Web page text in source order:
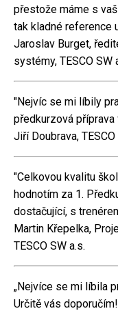
přestože máme s
tak kladné reference
Jaroslav Burget,
systémy, TESCO SW
"Nejvíc se mi líbily
předkurzová příprava
Jiří Doubrava, TESCO
"Celkovou kvalitu
hodnotím za 1.
dostačující, s
Martin Křepelka,
TESCO SW a.s.
„Nejvíce se mi líbila
Určitě vás